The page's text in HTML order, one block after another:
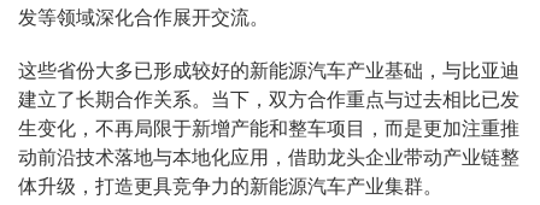
发等领域深化合作展开交流。
这些省份大多已形成较好的新能源汽车产业基础，与比亚迪
建立了长期合作关系。当下，双方合作重点与过去相比已发
生变化，不再局限于新增产能和整车项目，而是更加注重推
动前沿技术落地与本地化应用，借助龙头企业带动产业链整
体升级，打造更具竞争力的新能源汽车产业集群。